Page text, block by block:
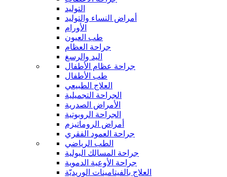
التوليد
أمراض النساء والتوليد
الأورام
طب العيون
جراحة العظام
اليد والرسغ
جراحة عظام الأطفال
طب الأطفال
العلاج الطبيعي
الجراحة التجميلية
الأمراض الصدرية
الجراحة الروبوتية
أمراض الروماتيزم
جراحة العمود الفقري
الطب الرياضي
جراحة المسالك البولية
جراحة الأوعية الدموية
العلاج بالفيتامينات الوريديّة